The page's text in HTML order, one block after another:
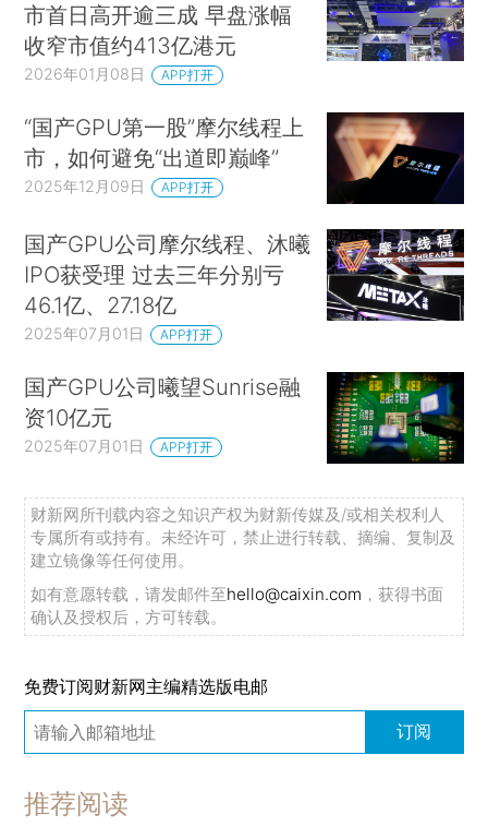
市首日高开逾三成 早盘涨幅
收窄市值约413亿港元
2026年01月08日 APP打开
“国产GPU第一股”摩尔线程上
市，如何避免“出道即巅峰”
2025年12月09日 APP打开
国产GPU公司摩尔线程、沐曦
IPO获受理 过去三年分别亏
46.1亿、27.18亿
2025年07月01日 APP打开
国产GPU公司曦望Sunrise融
资10亿元
2025年07月01日 APP打开
财新网所刊载内容之知识产权为财新传媒及/或相关权利人
专属所有或持有。未经许可，禁止进行转载、摘编、复制及
建立镜像等任何使用。
如有意愿转载，请发邮件至hello@caixin.com ，获得书面
确认及授权后，方可转载。
免费订阅财新网主编精选版电邮
订阅
推荐阅读